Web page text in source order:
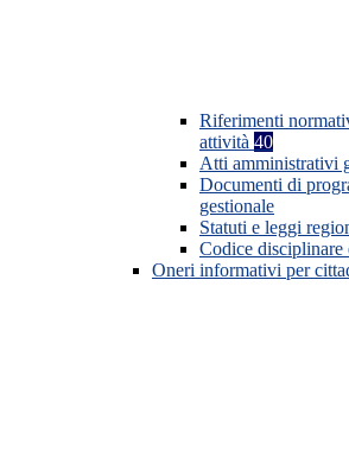
Riferimenti
attività 40
Atti amministrativi
Documenti di
gestionale
Statuti e leggi
Codice disciplinare
Oneri informativi per